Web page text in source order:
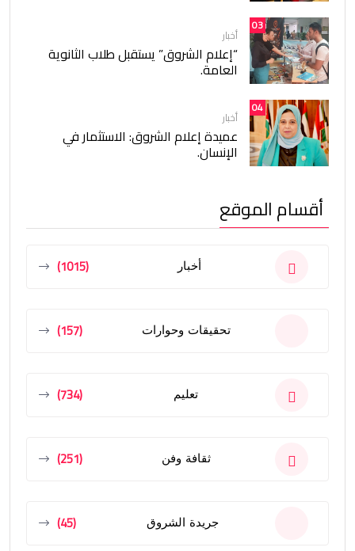
03
أخبار
“إعلام الشروق” يستقبل طلاب الثانوية
العامة.
04
أخبار
عميدة إعلام الشروق: الاستثمار في
الإنسان.
أقسام الموقع
أخبار (1015)
تحقيقات وحوارات (157)
تعليم (734)
ثقافة وفن (251)
جريدة الشروق (45)